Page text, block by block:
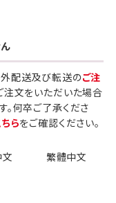
配送及び転送のご注
文をいただいた場合
。何卒ご了承くださ
らをご確認ください。
繁體中文